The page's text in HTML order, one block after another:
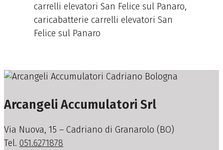
carrelli elevatori San Felice sul Panaro,
caricabatterie carrelli elevatori San
Felice sul Panaro
Arcangeli Accumulatori Srl
Via Nuova, 15 – Cadriano di Granarolo (BO)
Tel. 051.6271878